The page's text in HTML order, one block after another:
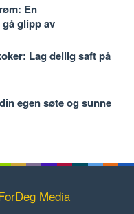
En
glipp av
Lag deilig saft på
egen søte og sunne
Media